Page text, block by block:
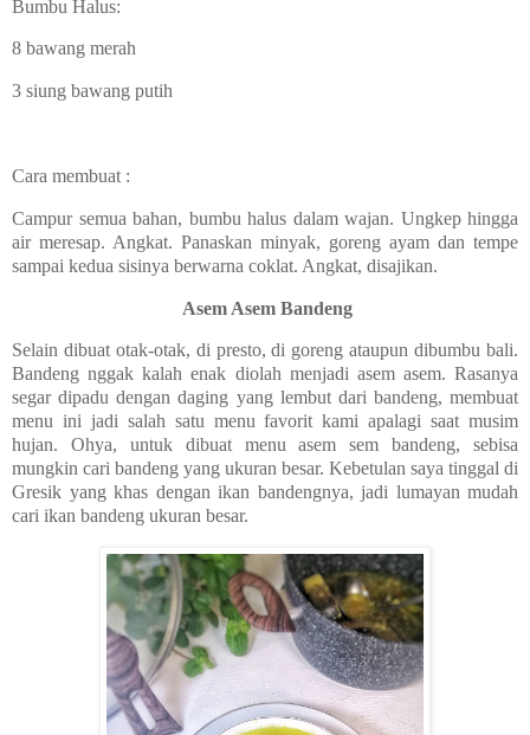
Bumbu Halus:
8 bawang merah
3 siung bawang putih
Cara membuat :
Campur semua bahan, bumbu halus dalam wajan. Ungkep hingga
air meresap. Angkat. Panaskan minyak, goreng ayam dan tempe
sampai kedua sisinya berwarna coklat. Angkat, disajikan.
Asem Asem Bandeng
Selain dibuat otak-otak, di presto, di goreng ataupun dibumbu bali.
Bandeng nggak kalah enak diolah menjadi asem asem. Rasanya
segar dipadu dengan daging yang lembut dari bandeng, membuat
menu ini jadi salah satu menu favorit kami apalagi saat musim
hujan. Ohya, untuk dibuat menu asem sem bandeng, sebisa
mungkin cari bandeng yang ukuran besar. Kebetulan saya tinggal di
Gresik yang khas dengan ikan bandengnya, jadi lumayan mudah
cari ikan bandeng ukuran besar.